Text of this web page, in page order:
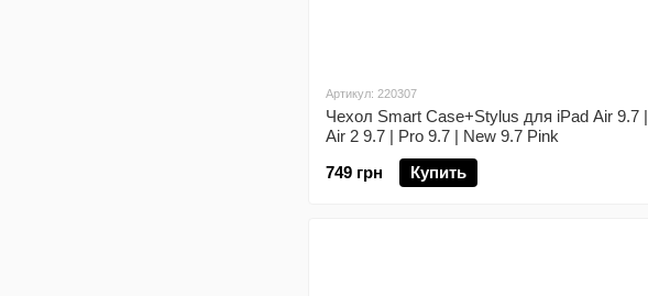
Артикул: 220307
Чехол Smart Case+Stylus для iPad Air 9.7 |
Air 2 9.7 | Pro 9.7 | New 9.7 Pink
749 грн
Купить